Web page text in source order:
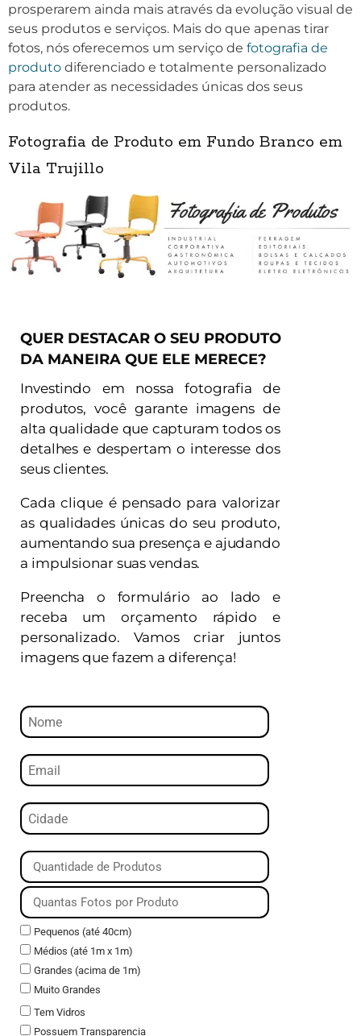
prosperarem ainda mais através da evolução visual de
seus produtos e serviços. Mais do que apenas tirar
fotos, nós oferecemos um serviço de fotografia de
produto diferenciado e totalmente personalizado
para atender as necessidades únicas dos seus
produtos.
Fotografia de Produto em Fundo Branco em
Vila Trujillo
QUER DESTACAR O SEU PRODUTO
DA MANEIRA QUE ELE MERECE?
Investindo em nossa fotografia de
produtos, você garante imagens de
alta qualidade que capturam todos os
detalhes e despertam o interesse dos
seus clientes.
Cada clique é pensado para valorizar
as qualidades únicas do seu produto,
aumentando sua presença e ajudando
a impulsionar suas vendas.
Preencha o formulário ao lado e
receba um orçamento rápido e
personalizado. Vamos criar juntos
imagens que fazem a diferença!
Pequenos (até 40cm)
Médios (até 1m x 1m)
Grandes (acima de 1m)
Muito Grandes
Tem Vidros
Possuem Transparencia